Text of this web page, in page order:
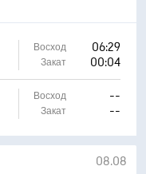
Восход 06:29
Закат 00:04
Восход --
Закат --
08.08